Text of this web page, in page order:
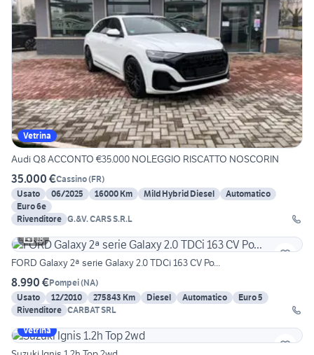
Vetrina
Audi Q8 ACCONTO €35.000 NOLEGGIO RISCATTO NOSCORIN
35.000 €Cassino(FR)
Usato
06/2025 16000 Km Mild Hybrid Diesel
Automatico
Euro 6e
Rivenditore G.&V. CARS S.R.L
18
FORD Galaxy 2ª serie Galaxy 2.0 TDCi 163 CV Po...
8.990 €Pompei(NA)
Usato
12/2010 275843 Km Diesel Automatico
Euro 5
Rivenditore CARBAT SRL
Vetrina